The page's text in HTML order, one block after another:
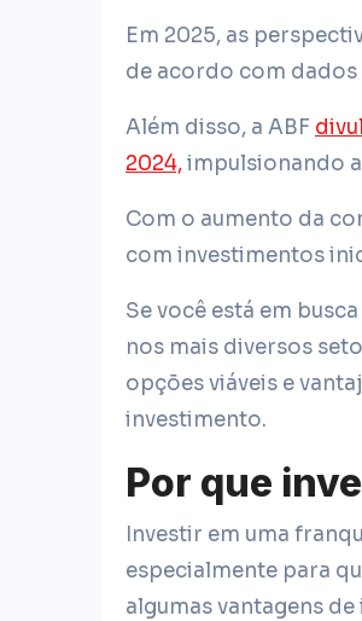
Em 2025, as
de acordo com
Além disso, a ABF
2024,impulsionando
Com o aumento da
com investimentos
Se você está em
nos mais diversos
opções viáveis e
investimento.
Por que
Investir em uma
especialmente para
algumas vantagens